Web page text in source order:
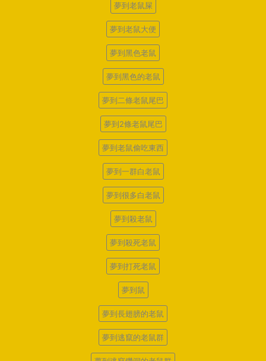
夢到老鼠屎
夢到老鼠大便
夢到黑色老鼠
夢到黑色的老鼠
夢到二條老鼠尾巴
夢到2條老鼠尾巴
夢到老鼠偷吃東西
夢到一群白老鼠
夢到很多白老鼠
夢到殺老鼠
夢到殺死老鼠
夢到打死老鼠
夢到鼠
夢到長翅膀的老鼠
夢到逃竄的老鼠群